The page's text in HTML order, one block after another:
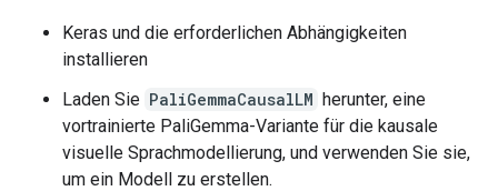
Keras und die erforderlichen Abhängigkeiten
installieren
Laden Sie PaliGemmaCausalLM herunter, eine
vortrainierte PaliGemma-Variante für die kausale
visuelle Sprachmodellierung, und verwenden Sie sie,
um ein Modell zu erstellen.